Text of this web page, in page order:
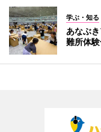
学ぶ・知る
あなぶ
難所体